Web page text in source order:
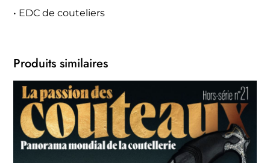
• EDC de couteliers
Produits similaires